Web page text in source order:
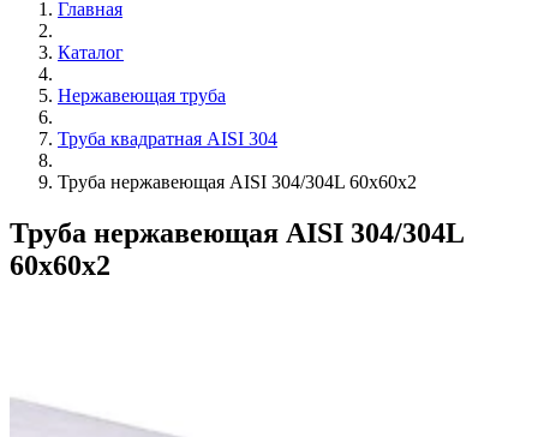
Главная
Каталог
Нержавеющая труба
Труба квадратная AISI 304
Труба нержавеющая AISI 304/304L 60х60х2
Труба нержавеющая AISI 304/304L
60х60х2